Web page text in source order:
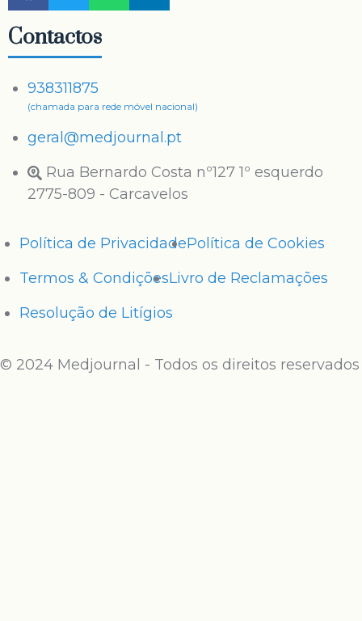
Contactos
938311875
(chamada para rede móvel nacional)
geral@medjournal.pt
Rua Bernardo Costa nº127 1º esquerdo
2775-809 - Carcavelos
Política de PrivacidadePolítica de Cookies
Termos & CondiçõesLivro de Reclamações
Resolução de Litígios
© 2024 Medjournal - Todos os direitos reservados